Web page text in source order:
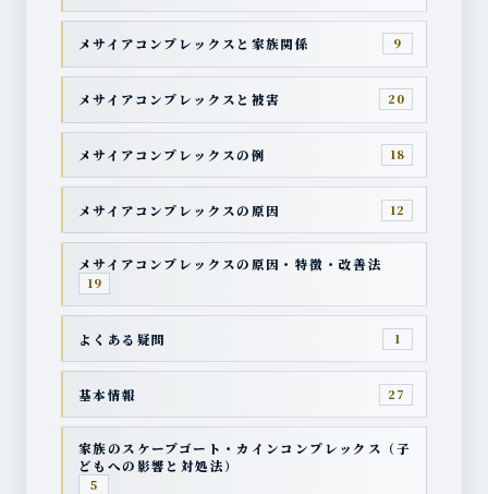
メサイアコンプレックスと家族関係 9
メサイアコンプレックスと被害 20
メサイアコンプレックスの例 18
メサイアコンプレックスの原因 12
メサイアコンプレックスの原因・特徴・改善法
19
よくある疑問 1
基本情報 27
家族のスケープゴート・カインコンプレックス（子
どもへの影響と対処法）
5